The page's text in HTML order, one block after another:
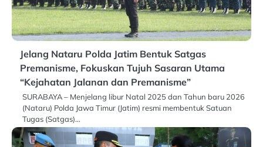
Jelang Nataru Polda Jatim Bentuk Satgas
Premanisme, Fokuskan Tujuh Sasaran Utama
“Kejahatan Jalanan dan Premanisme”
SURABAYA – Menjelang libur Natal 2025 dan Tahun baru 2026
(Nataru) Polda Jawa Timur (Jatim) resmi membentuk Satuan
Tugas (Satgas)…